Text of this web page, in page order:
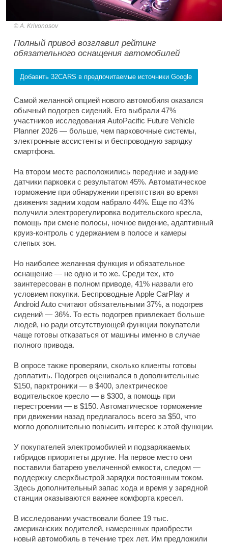
A. Krivonosov
Полный привод возглавил рейтинг
обязательного оснащения автомобилей
Добавить 32CARS в предпочитаемые источники Google
Самой желанной опцией нового автомобиля оказался
обычный подогрев сидений. Его выбрали 47%
участников исследования AutoPacific Future Vehicle
Planner 2026 — больше, чем парковочные системы,
электронные ассистенты и беспроводную зарядку
смартфона.
На втором месте расположились передние и задние
датчики парковки с результатом 45%. Автоматическое
торможение при обнаружении препятствия во время
движения задним ходом набрало 44%. Еще по 43%
получили электрорегулировка водительского кресла,
помощь при смене полосы, ночное видение, адаптивный
круиз-контроль с удержанием в полосе и камеры
слепых зон.
Но наиболее желанная функция и обязательное
оснащение — не одно и то же. Среди тех, кто
заинтересован в полном приводе, 41% назвали его
условием покупки. Беспроводные Apple CarPlay и
Android Auto считают обязательными 37%, а подогрев
сидений — 36%. То есть подогрев привлекает больше
людей, но ради отсутствующей функции покупатели
чаще готовы отказаться от машины именно в случае
полного привода.
В опросе также проверяли, сколько клиенты готовы
доплатить. Подогрев оценивался в дополнительные
$150, парктроники — в $400, электрическое
водительское кресло — в $300, а помощь при
перестроении — в $150. Автоматическое торможение
при движении назад предлагалось всего за $50, что
могло дополнительно повысить интерес к этой функции.
У покупателей электромобилей и подзаряжаемых
гибридов приоритеты другие. На первое место они
поставили батарею увеличенной емкости, следом —
поддержку сверхбыстрой зарядки постоянным током.
Здесь дополнительный запас хода и время у зарядной
станции оказываются важнее комфорта кресел.
В исследовании участвовали более 19 тыс.
американских водителей, намеренных приобрести
новый автомобиль в течение трех лет. Им предложили